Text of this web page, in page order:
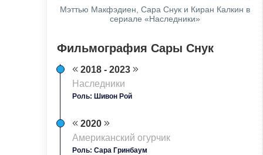
Мэттью Макфэдиен, Сара Снук и Киран Калкин в
сериале «Наследники»
Фильмография Сары Снук
2018 - 2023
Наследники
Роль: Шивон Рой
2020
Американский огурчик
Роль: Сара Гринбаум